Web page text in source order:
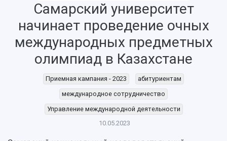
Самарский университет
начинает проведение очных
международных предметных
олимпиад в Казахстане
Приемная кампания - 2023
абитуриентам
международное сотрудничество
Управление международной деятельности
10.05.2023